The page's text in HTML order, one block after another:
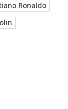
Ronaldo